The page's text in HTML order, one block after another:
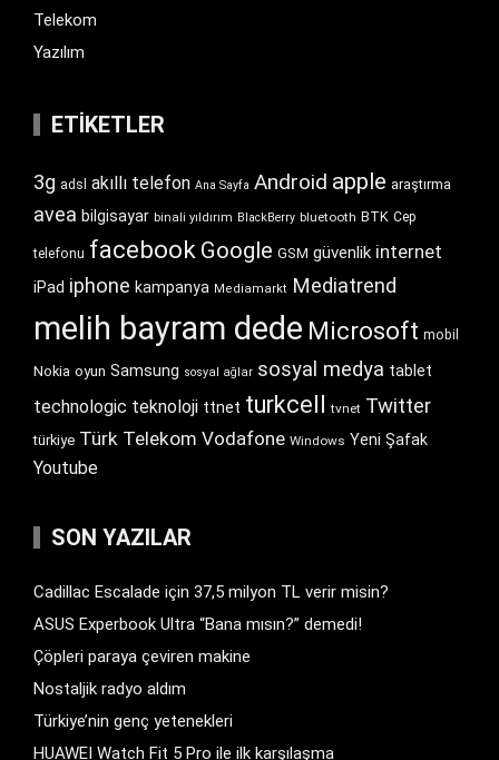
Telekom
Yazılım
ETIKETLER
3g adsl akıllı telefon Ana Sayfa Android apple araştırma
avea bilgisayar binali yıldırım BlackBerry bluetooth BTK Cep
telefonu facebook Google GSM güvenlik internet
iPad iphone kampanya Mediamarkt Mediatrend
melih bayram dede Microsoft mobil
Nokia oyun Samsung sosyal ağlar sosyal medya tablet
technologic teknoloji ttnet turkcell tvnet Twitter
türkiye Türk Telekom Vodafone Windows Yeni Şafak
Youtube
SON YAZILAR
Cadillac Escalade için 37,5 milyon TL verir misin?
ASUS Experbook Ultra “Bana mısın?” demedi!
Çöpleri paraya çeviren makine
Nostaljik radyo aldım
Türkiye’nin genç yetenekleri
HUAWEI Watch Fit 5 Pro ile ilk karşılaşma